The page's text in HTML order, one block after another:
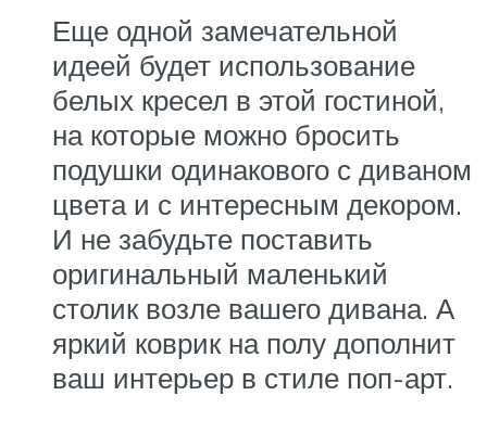
Еще одной замечательной
идеей будет использование
белых кресел в этой гостиной,
на которые можно бросить
подушки одинакового с диваном
цвета и с интересным декором.
И не забудьте поставить
оригинальный маленький
столик возле вашего дивана. А
яркий коврик на полу дополнит
ваш интерьер в стиле поп-арт.